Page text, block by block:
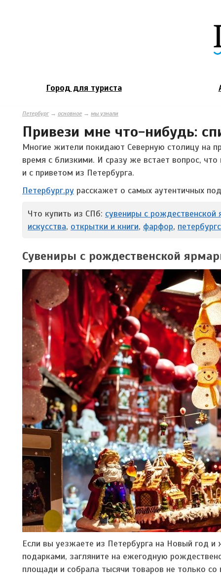
Город для туриста
Петербург→ основное → мы узнали
Привези мне что-нибудь:
Многие жители покидают Северную столицу на
время с близкими. И сразу же встает вопрос,
и с приветом из Петербурга.
Петербург.ру расскажет о самых аутентичных
Что купить из СПб: сувениры с рождественской
искусства, открытки и книги, фарфор,
Сувениры с рождественской
Если вы уезжаете из Петербурга на Новый год
подарками, загляните на ежегодную
площади и собрала тысячи товаров не только